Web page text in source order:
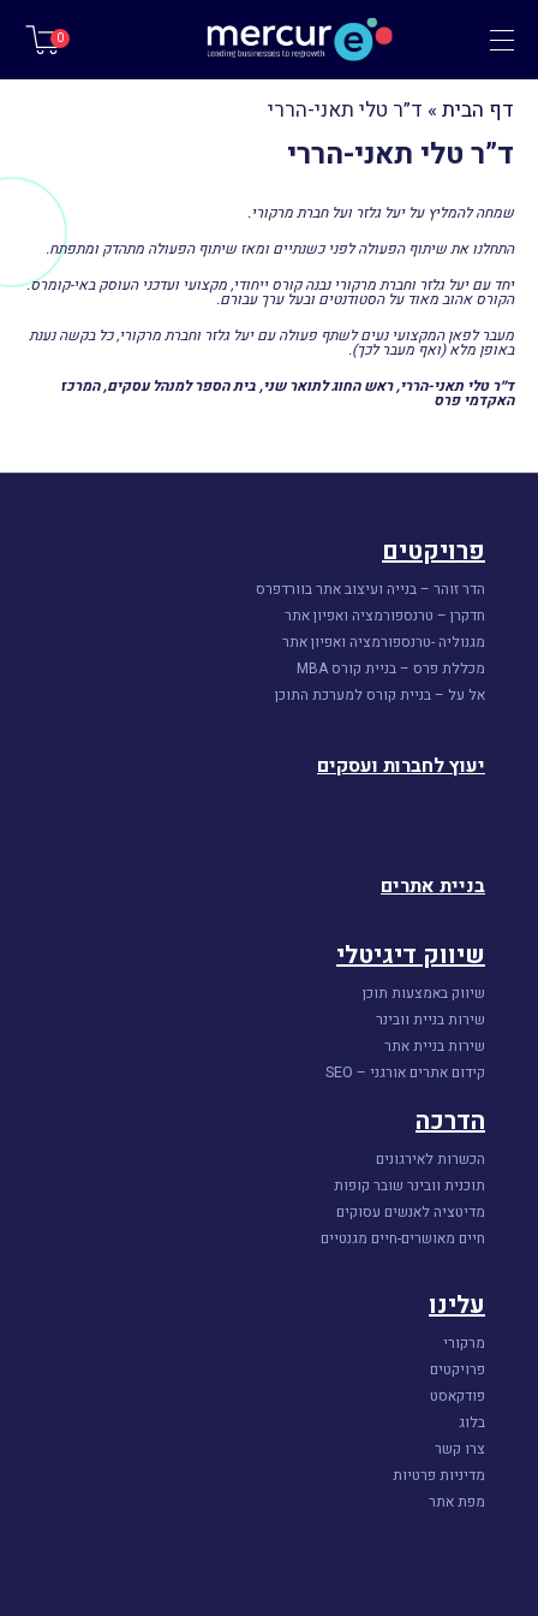
תפריט 0
דף הבית » ד”ר טלי תאני-הררי
ד”ר טלי תאני-הררי
שמחה להמליץ על יעל גלזר ועל חברת מרקורי.
התחלנו את שיתוף הפעולה לפני כשנתיים ומאז שיתוף הפעולה מתהדק ומתפתח.
יחד עם יעל גלזר וחברת מרקורי נבנה קורס ייחודי, מקצועי ועדכני העוסק באי-קומרס.
הקורס אהוב מאוד על הסטודנטים ובעל ערך עבורם.
מעבר לפאן המקצועי נעים לשתף פעולה עם יעל גלזר וחברת מרקורי, כל בקשה נענת
באופן מלא (ואף מעבר לכך).
ד״ר טלי תאני-הררי,ראש החוג לתואר שני,בית הספר למנהל עסקים,המרכז
האקדמי פרס
פרויקטים
הדר זוהר – בנייה ועיצוב אתר בוורדפרס
חדקרן – טרנספורמציה ואפיון אתר
מגנוליה -טרנספורמציה ואפיון אתר
מכללת פרס – בניית קורס MBA
אל על – בניית קורס למערכת התוכן
יעוץ לחברות ועסקים
בניית אתרים
שיווק דיגיטלי
שיווק באמצעות תוכן
שירות בניית וובינר
שירות בניית אתר
קידום אתרים אורגני – SEO
הדרכה
הכשרות לאירגונים
תוכנית וובינר שובר קופות
מדיטציה לאנשים עסוקים
חיים מאושרים-חיים מגנטיים
עלינו
מרקורי
פרויקטים
פודקאסט
בלוג
צרו קשר
מדיניות פרטיות
מפת אתר